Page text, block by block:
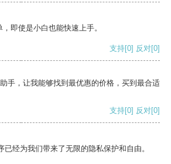
即使是小白也能快速上手。
支持[0] 反对[0]
手，让我能够找到最优惠的价格，买到最合适
支持[0] 反对[0]
经为我们带来了无限的隐私保护和自由。